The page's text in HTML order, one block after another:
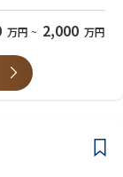
し、新たな追加ニー
な情報を提供す
の過程において、
万円 ~ 2,000 万円